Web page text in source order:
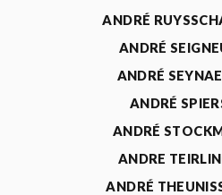
ANDRÉ
ANDRÉ
ANDRÉ
ANDRÉ
ANDRÉ
ANDRE
ANDRÉ